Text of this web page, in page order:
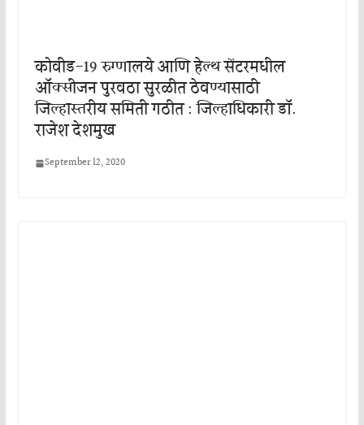
कोवीड-19 रुग्णालये आणि हेल्थ सेंटरमधील
ऑक्सीजन पुरवठा सुरळीत ठेवण्यासाठी
जिल्हास्तरीय समिती गठीत : जिल्हाधिकारी डॉ.
राजेश देशमुख
September 12, 2020